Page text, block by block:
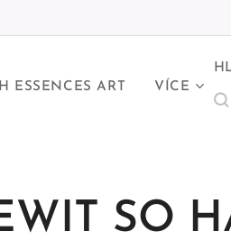
ESSENCES ART VÍCE
SO